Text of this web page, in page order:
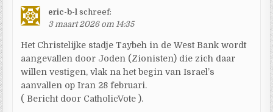
eric-b-l schreef:
3 maart 2026 om 14:35
Het Christelijke stadje Taybeh in de West Bank wordt
aangevallen door Joden (Zionisten) die zich daar
willen vestigen, vlak na het begin van Israel’s
aanvallen op Iran 28 februari.
( Bericht door CatholicVote ).